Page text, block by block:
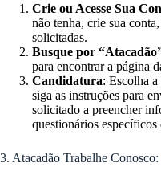
Crie ou Acesse Sua
não tenha, crie sua
solicitadas.
Busque por
para encontrar a página
Candidatura: Escolha
siga as instruções para
solicitado a preencher
questionários específicos
3. Atacadão Trabalhe